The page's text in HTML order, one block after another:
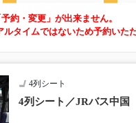
約・変更」が出来ません。
ルタイムではないため予約いた
4列シート
4列シート／JRバス中国